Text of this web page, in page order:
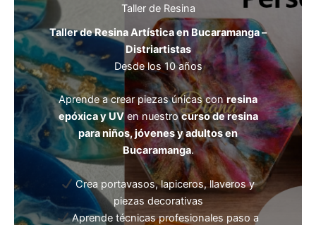
Taller de Resina
Taller de Resina Artística en Bucaramanga –
Distriartistas
Desde los 10 años
Aprende a crear piezas únicas con resina
epóxica y UVen nuestrocurso de resina
para niños, jóvenes y adultos en
Bucaramanga.
Crea portavasos, lapiceros, llaveros y
piezas decorativas
Aprende técnicas profesionales paso a